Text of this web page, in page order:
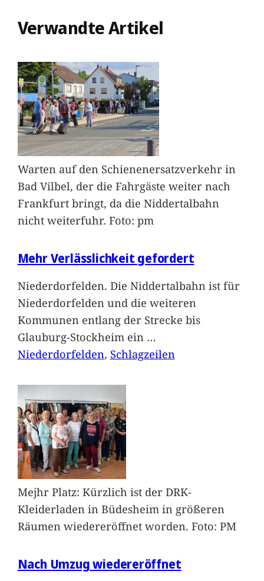
Verwandte Artikel
Warten auf den Schienenersatzverkehr in
Bad Vilbel, der die Fahrgäste weiter nach
Frankfurt bringt, da die Niddertalbahn
nicht weiterfuhr. Foto: pm
Mehr Verlässlichkeit gefordert
Niederdorfelden. Die Niddertalbahn ist für
Niederdorfelden und die weiteren
Kommunen entlang der Strecke bis
Glauburg-Stockheim ein …
Niederdorfelden, Schlagzeilen
Mejhr Platz: Kürzlich ist der DRK-
Kleiderladen in Büdesheim in größeren
Räumen wiedereröffnet worden. Foto: PM
Nach Umzug wiedereröffnet